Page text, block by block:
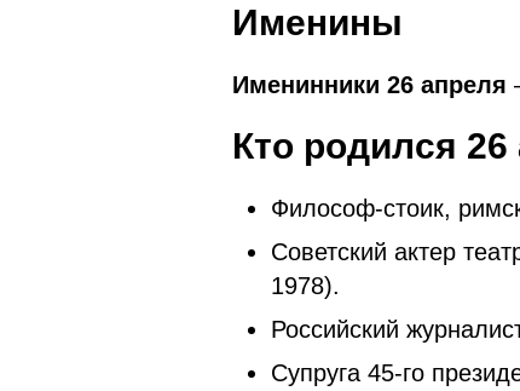
Именины
Именинники 26 апреля
Кто родился 26
Философ-стоик,
Советский актер
1978).
Российский
Супруга 45-го